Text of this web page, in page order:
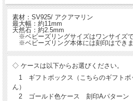
素材：SV925/ アクアマリン
最大幅：約11mm
天然石：約2.5mm
※ベビーズリングサイズはワンサイズで
※ベビーズリング本体には刻印はできま
◇ ケースは以下からお選びください。
1 ギフトボックス（こちらのギフトボ
ん）
2 ゴールド色ケース 刻印Aパターン